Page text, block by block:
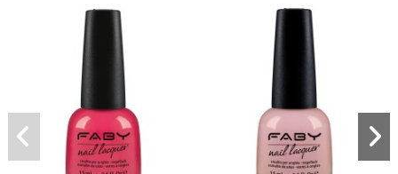
Renew
23,00 €
M2 Hand Cream 100ml
28,00 €